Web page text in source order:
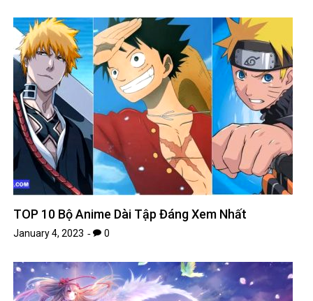
TOP 10 Bộ Anime Dài Tập Đáng Xem Nhất
January 4, 2023 0